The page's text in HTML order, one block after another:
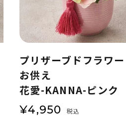
プリザーブドフラワー
お供え
花愛-KANNA-ピンク
¥4,950 税込